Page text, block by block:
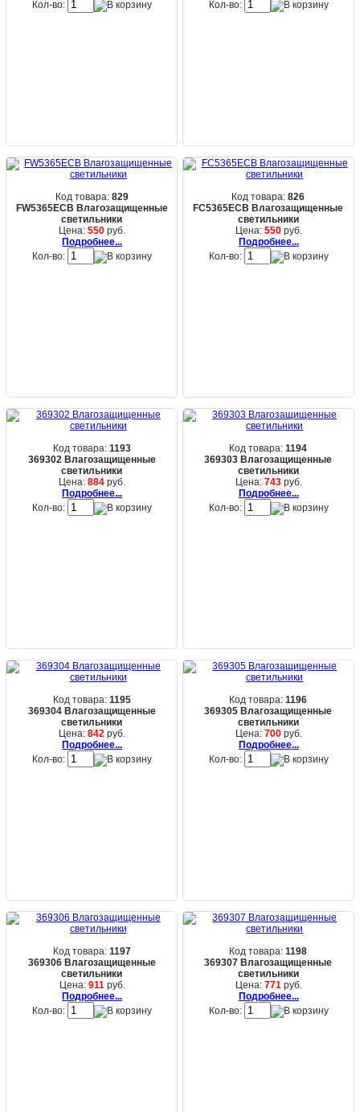
Кол-во:
Кол-во:
Код товара: 829
FW5365ECB Влагозащищенные
светильники
Цена:550 руб.
Подробнее...
Кол-во:
Код товара:826
FC5365ECB Влагозащищенные
светильники
Цена: 550руб.
Подробнее...
Кол-во:
Код товара: 1193
369302 Влагозащищенные
светильники
Цена:884 руб.
Подробнее...
Кол-во:
Код товара:1194
369303 Влагозащищенные
светильники
Цена: 743руб.
Подробнее...
Кол-во:
Код товара: 1195
369304 Влагозащищенные
светильники
Цена:842 руб.
Подробнее...
Кол-во:
Код товара:1196
369305 Влагозащищенные
светильники
Цена: 700руб.
Подробнее...
Кол-во:
Код товара: 1197
369306 Влагозащищенные
светильники
Цена: 911руб.
Подробнее...
Кол-во:
Код товара:1198
369307 Влагозащищенные
светильники
Цена: 771руб.
Подробнее...
Кол-во: